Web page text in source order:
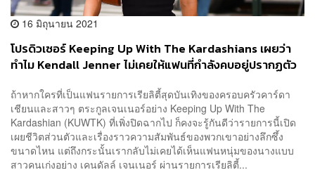
16 มิถุนายน 2021
โปรดิวเซอร์ Keeping Up With The Kardashians เผยว่า
ทำไม Kendall Jenner ไม่เคยให้แฟนที่กำลังคบอยู่ปรากฏตัว
ถ้าหากใครที่เป็นแฟนรายการเรียลิตี้สุดบันเทิงของครอบครัวคาร์ดา
เชียนและสาวๆ ตระกูลเจนเนอร์อย่าง Keeping Up With The
Kardashian (KUWTK) ที่เพิ่งปิดฉากไป ก็คงจะรู้กันดีว่ารายการนี้เปิด
เผยชีวิตส่วนตัวและเรื่องราวความสัมพันธ์ของพวกเขาอย่างลึกซึ้ง
ขนาดไหน แต่ถึงกระนั้นเรากลับไม่เคยได้เห็นแฟนหนุ่มของนางแบบ
สาวคนเก่งอย่าง เคนดัลล์ เจนเนอร์ ผ่านรายการเรียลิตี้...